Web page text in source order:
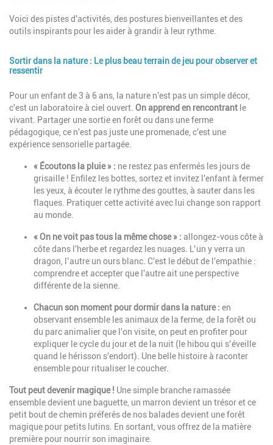
Description
Voici des pistes d'activités, des postures bienveillantes et des
outils inspirants pour les aider à grandir à leur rythme.
Sortir dans la nature : Le plus beau terrain de jeu pour observer et
ressentir
Description
Pour un enfant de 3 à 6 ans, la nature n'est pas un simple décor,
c'est un laboratoire à ciel ouvert. On apprend en rencontrant le
vivant. Partager une sortie en forêt ou dans une ferme
pédagogique, ce n'est pas juste une promenade, c'est une
expérience sensorielle partagée.
« Écoutons la pluie » : ne restez pas enfermés les jours de
grisaille ! Enfilez les bottes, sortez et invitez l'enfant à fermer
les yeux, à écouter le rythme des gouttes, à sauter dans les
flaques. Pratiquer cette activité avec lui change son rapport
au monde.
« On ne voit pas tous la même chose » : allongez-vous côte à
côte dans l'herbe et regardez les nuages. L’un y verra un
dragon, l’autre un ours blanc. C'est le début de l'empathie :
comprendre et accepter que l'autre ait une perspective
différente de la sienne.
Chacun son moment pour dormir dans la nature : en
observant ensemble les animaux de la ferme, de la forêt ou
du parc animalier que l'on visite, on peut en profiter pour
expliquer le cycle du jour et de la nuit (le hibou qui s’éveille
quand le hérisson s'endort). Une belle histoire à raconter
ensemble pour ritualiser le coucher.
Tout peut devenir magique ! Une simple branche ramassée
ensemble devient une baguette, un marron devient un trésor et ce
petit bout de chemin préferés de nos balades devient une forêt
magique pour petits lutins. En sortant, vous offrez de la matière
première pour nourrir son imaginaire.